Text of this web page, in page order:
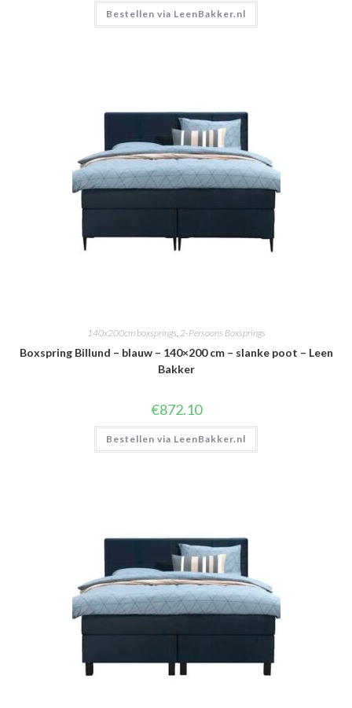
Bestellen via LeenBakker.nl
140x200cm boxsprings,2-Persoons Boxsprings
Boxspring Billund – blauw – 140×200 cm – slanke poot – Leen
Bakker
€872.10
Bestellen via LeenBakker.nl